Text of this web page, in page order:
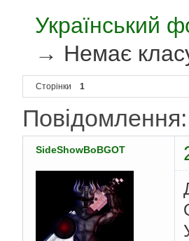
Український
→ Немає
Сторінки 1
SideShowBoBGOT